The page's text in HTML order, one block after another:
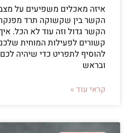
איזה מאכלים משפיעים על
הקשר בין שקשוקה תרד
הקשר גדול וזה עוד לא הכל.
קשורים לפעילות המוחית
להוסיף לתפריט כדי שיהיה
ובראש
קראי עוד »